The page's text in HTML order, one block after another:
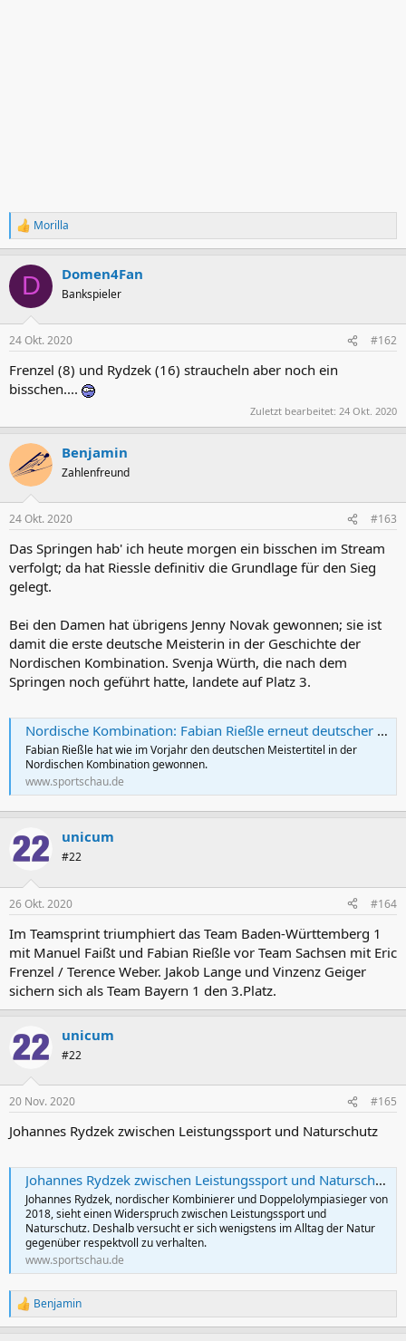
R
e
k
i
e
:
Morilla
D Domen4Fan
Bankspieler
24 Okt. 2020 #162
Frenzel (8) und Rydzek (16) straucheln aber noch ein
bisschen....
Zuletzt bearbeitet: 24 Okt. 2020
Benjamin
Zahlenfreund
24 Okt. 2020 #163
Das Springen hab' ich heute morgen ein bisschen im Stream
verfolgt; da hat Riessle definitiv die Grundlage für den Sieg
gelegt.
Bei den Damen hat übrigens Jenny Novak gewonnen; sie ist
damit die erste deutsche Meisterin in der Geschichte der
Nordischen Kombination. Svenja Würth, die nach dem
Springen noch geführt hatte, landete auf Platz 3.
Nordische Kombination: Fabian Rießle erneut deutscher Meister
Fabian Rießle hat wie im Vorjahr den deutschen Meistertitel in der
Nordischen Kombination gewonnen.
www.sportschau.de
unicum
#22
26 Okt. 2020 #164
Im Teamsprint triumphiert das Team Baden-Württemberg 1
mit Manuel Faißt und Fabian Rießle vor Team Sachsen mit Eric
Frenzel / Terence Weber. Jakob Lange und Vinzenz Geiger
sichern sich als Team Bayern 1 den 3.Platz.
unicum
#22
20 Nov. 2020 #165
Johannes Rydzek zwischen Leistungssport und Naturschutz
Johannes Rydzek zwischen Leistungssport und Naturschutz
Johannes Rydzek, nordischer Kombinierer und Doppelolympiasieger von
2018, sieht einen Widerspruch zwischen Leistungssport und
Naturschutz. Deshalb versucht er sich wenigstens im Alltag der Natur
gegenüber respektvoll zu verhalten.
www.sportschau.de
R
e
Benjamin